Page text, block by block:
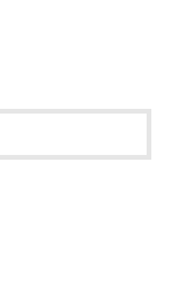
は感じ取れないと
識の中で感じてい
ご、耳の付け根な
イと感じる人はフ